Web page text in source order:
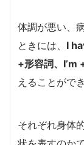
体調が悪い、
ときには、 I
+形容詞、I’m
えることがで
それぞれ身体